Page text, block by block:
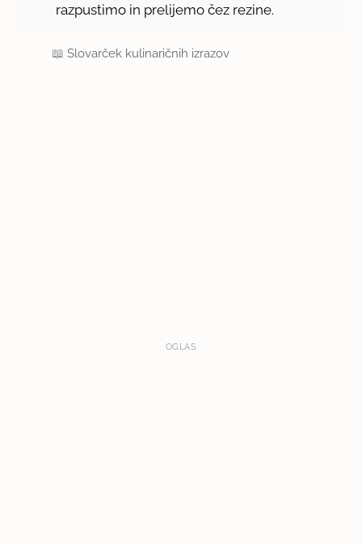
razpustimo in prelijemo čez rezine.
📖Slovarček kulinaričnih izrazov
OGLAS